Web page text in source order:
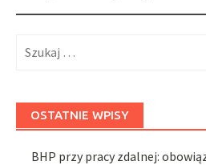
OSTATNIE WPISY
BHP przy pracy zdalnej: